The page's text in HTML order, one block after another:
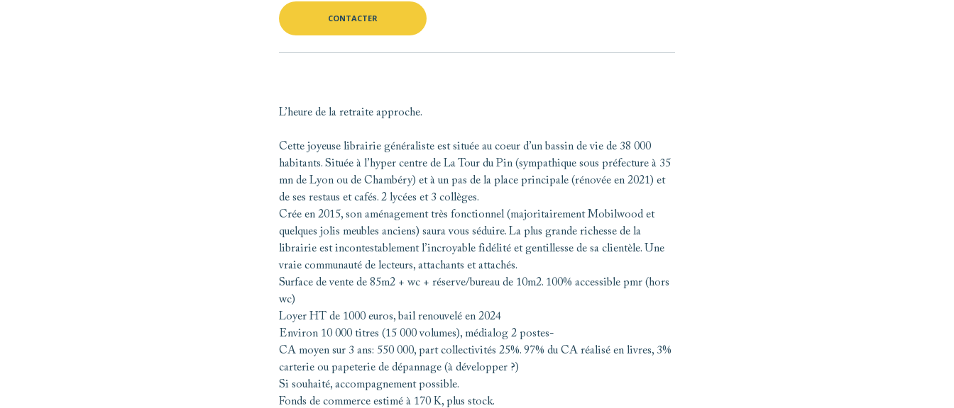
CONTACTER
L’heure de la retraite approche.
Cette joyeuse librairie généraliste est située au coeur d’un bassin de vie de 38 000
habitants. Située à l’hyper centre de La Tour du Pin (sympathique sous préfecture à 35
mn de Lyon ou de Chambéry) et à un pas de la place principale (rénovée en 2021) et
de ses restaus et cafés. 2 lycées et 3 collèges.
Crée en 2015, son aménagement très fonctionnel (majoritairement Mobilwood et
quelques jolis meubles anciens) saura vous séduire. La plus grande richesse de la
librairie est incontestablement l’incroyable fidélité et gentillesse de sa clientèle. Une
vraie communauté de lecteurs, attachants et attachés.
Surface de vente de 85m2 + wc + réserve/bureau de 10m2. 100% accessible pmr (hors
wc)
Loyer HT de 1000 euros, bail renouvelé en 2024
Environ 10 000 titres (15 000 volumes), médialog 2 postes-
CA moyen sur 3 ans: 550 000, part collectivités 25%. 97% du CA réalisé en livres, 3%
carterie ou papeterie de dépannage (à développer ?)
Si souhaité, accompagnement possible.
Fonds de commerce estimé à 170 K, plus stock.